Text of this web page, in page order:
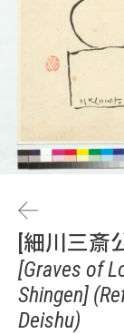
[細川三斎
[Graves of
Shingen]
Deishu)